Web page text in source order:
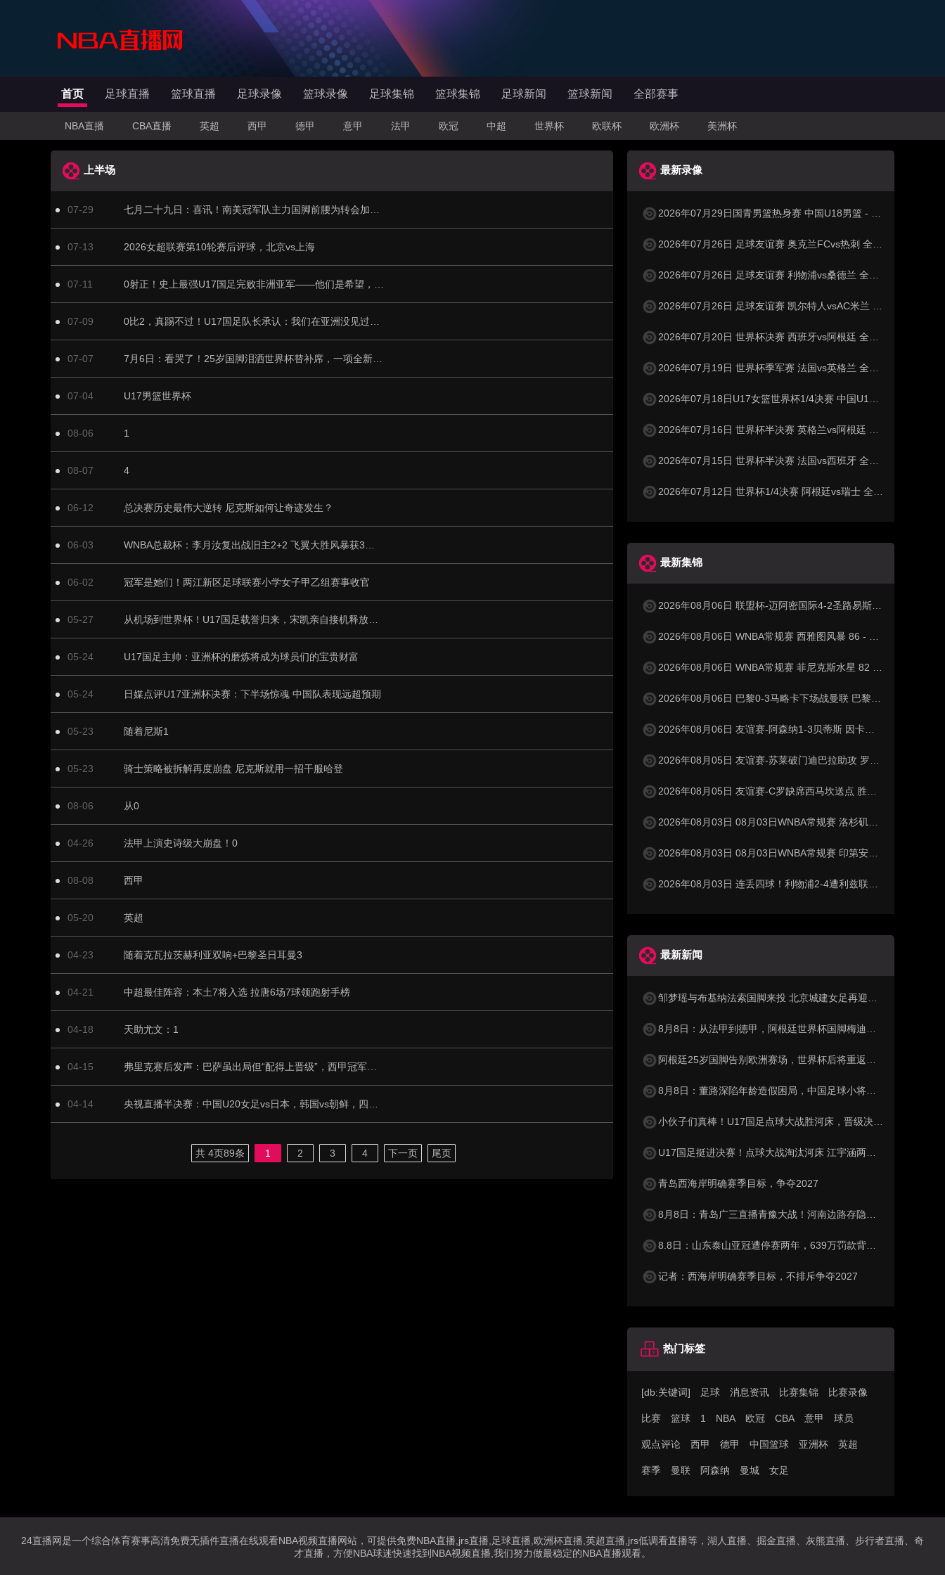
首页 足球直播 篮球直播 足球录像 篮球录像 足球集锦 篮球集锦 足球新闻 篮球新闻 全部赛事
NBA直播 CBA直播 英超 西甲 德甲 意甲 法甲 欧冠 中超 世界杯 欧联杯 欧洲杯 美洲杯
上半场
07-29
07-13 2026女超联赛第10轮赛后评球，北京vs上海
07-11
07-09
07-07
07-04 U17男篮世界杯
08-06 1
08-07 4
06-12 总决赛历史最伟大逆转 尼克斯如何让奇迹发生？
06-03
06-02 冠军是她们！两江新区足球联赛小学女子甲乙组赛事收官
05-27
05-24 U17国足主帅：亚洲杯的磨炼将成为球员们的宝贵财富
05-24 日媒点评U17亚洲杯决赛：下半场惊魂 中国队表现远超预期
05-23 随着尼斯1
05-23 骑士策略被拆解再度崩盘 尼克斯就用一招干服哈登
08-06 从0
04-26 法甲上演史诗级大崩盘！0
08-08 西甲
05-20 英超
04-23 随着克瓦拉茨赫利亚双响+巴黎圣日耳曼3
04-21 中超最佳阵容：本土7将入选 拉唐6场7球领跑射手榜
04-18 天助尤文：1
04-15
04-14
共 4页89条 1 2 3 4 下一页 尾页
最新录像
2026年07月29日国青男篮热身赛 中国U18男篮 - 纽纳华丁闪电队 全场录像
2026年07月26日 足球友谊赛 奥克兰FCvs热刺 全场录像
2026年07月26日 足球友谊赛 利物浦vs桑德兰 全场录像
2026年07月26日 足球友谊赛 凯尔特人vsAC米兰 全场录像
2026年07月20日 世界杯决赛 西班牙vs阿根廷 全场录像
2026年07月19日 世界杯季军赛 法国vs英格兰 全场录像
2026年07月18日U17女篮世界杯1/4决赛 中国U17女篮 - 加拿大U17女篮 录像
2026年07月16日 世界杯半决赛 英格兰vs阿根廷 全场录像
2026年07月15日 世界杯半决赛 法国vs西班牙 全场录像
2026年07月12日 世界杯1/4决赛 阿根廷vs瑞士 全场录像
最新集锦
2026年08月06日 联盟杯-迈阿密国际4-2圣路易斯 梅西2射1传 阿伦助攻戴帽
2026年08月06日 WNBA常规赛 西雅图风暴 86 - 92 纽约自由人 全场集锦
2026年08月06日 WNBA常规赛 菲尼克斯水星 82 - 96 亚特兰大梦想 全场集锦
2026年08月06日 巴黎0-3马略卡下场战曼联 巴黎全场控球近6成+8射3正未果
2026年08月06日 友谊赛-阿森纳1-3贝蒂斯 因卡皮耶破门难救主 福纳尔斯1射2传
2026年08月05日 友谊赛-苏莱破门迪巴拉助攻 罗马4-1纽波特郡
2026年08月05日 友谊赛-C罗缺席西马坎送点 胜利0-2不敌阿尔梅里亚
2026年08月03日 08月03日WNBA常规赛 洛杉矶火花106-101波特兰火焰 全场集锦
2026年08月03日 08月03日WNBA常规赛 印第安纳狂热100-108明尼苏达山猫 全场集锦
2026年08月03日 连丢四球！利物浦2-4遭利兹联逆转 维尔茨钱伯斯破门凯尔凯兹失误
最新新闻
邹梦瑶与布基纳法索国脚来投 北京城建女足再迎两名强援
8月8日：从法甲到德甲，阿根廷世界杯国脚梅迪纳2500万欧转会勒沃库森
阿根廷25岁国脚告别欧洲赛场，世界杯后将重返阿超！
8月8日：董路深陷年龄造假困局，中国足球小将信任危机何解？
小伙子们真棒！U17国足点球大战胜河床，晋级决赛再遇阿森纳
U17国足挺进决赛！点球大战淘汰河床 江宇涵两度扑救 再与阿森纳交锋
青岛西海岸明确赛季目标，争夺2027
8月8日：青岛广三直播青豫大战！河南边路存隐患，古斯塔沃等喂饼，西海岸剑指亚冠
8.8日：山东泰山亚冠遭停赛两年，639万罚款背后，谁的锅？
记者：西海岸明确赛季目标，不排斥争夺2027
热门标签
[db:关键词] 足球 消息资讯 比赛集锦 比赛录像
比赛 篮球 1 NBA 欧冠 CBA 意甲 球员
观点评论 西甲 德甲 中国篮球 亚洲杯 英超
赛季 曼联 阿森纳 曼城 女足
24直播网是一个综合体育赛事高清免费无插件直播在线观看NBA视频直播网站，可提供免费NBA直播,jrs直播,足球直播,欧洲杯直播,英超直播,jrs低调看直播等，湖人直播、掘金直播、灰熊直播、步行者直播、奇
才直播，方便NBA球迷快速找到NBA视频直播,我们努力做最稳定的NBA直播观看。